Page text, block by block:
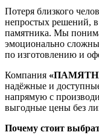
Потеря близкого
непростых решений, в
памятника. Мы
эмоционально
по изготовлению и
Компания
надёжные и
напрямую с
выгодные цены без
Почему стоит